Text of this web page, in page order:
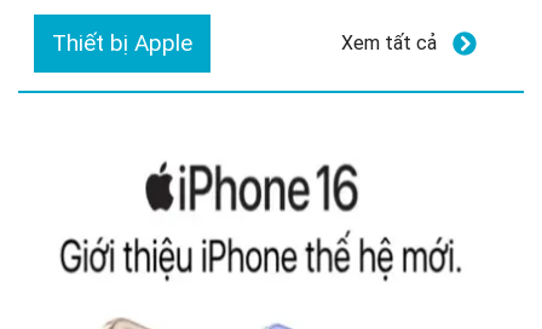
Thiết bị Apple Xem tất cả